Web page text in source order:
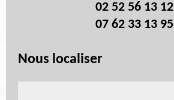
02 52 56 13 12
07 62 33 13 95
Nous localiser